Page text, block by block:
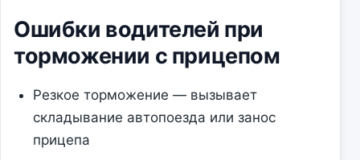
Ошибки водителей при
торможении с прицепом
Резкое торможение — вызывает
складывание автопоезда или занос
прицепа